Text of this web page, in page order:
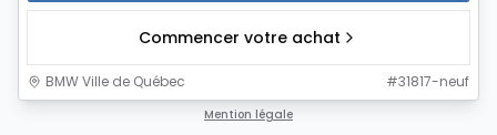
Commencer votre achat
BMW Ville de Québec #31817-neuf
Mention légale